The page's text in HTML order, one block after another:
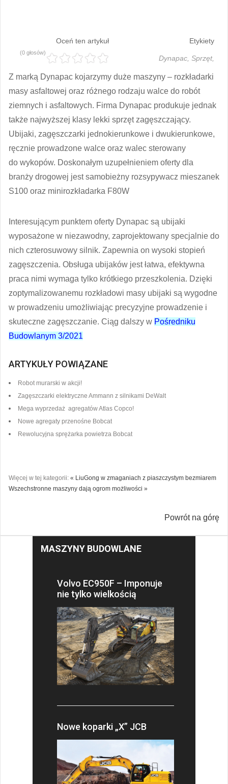
Oceń ten artykuł
(0 głosów)
Etykiety
Dynapac, Sprzęt,
Z marką Dynapac kojarzymy duże maszyny – rozkładarki
masy asfaltowej oraz różnego rodzaju walce do robót
ziemnych i asfaltowych. Firma Dynapac produkuje jednak
także najwyższej klasy lekki sprzęt zagęszczający.
Ubijaki, zagęszczarki jednokierunkowe i dwukierunkowe,
ręcznie prowadzone walce oraz walec sterowany
do wykopów. Doskonałym uzupełnieniem oferty dla
branży drogowej jest samobieżny rozsypywacz mieszanek
S100 oraz minirozkładarka F80W
Interesującym punktem oferty Dynapac są ubijaki
wyposażone w niezawodny, zaprojektowany specjalnie do
nich czterosuwowy silnik. Zapewnia on wysoki stopień
zagęszczenia. Obsługa ubijaków jest łatwa, efektywna
praca nimi wymaga tylko krótkiego przeszkolenia. Dzięki
zoptymalizowanemu rozkładowi masy ubijaki są wygodne
w prowadzeniu umożliwiając precyzyjne prowadzenie i
skuteczne zagęszczanie. Ciąg dalszy w Pośredniku
Budowlanym 3/2021
ARTYKUŁY POWIĄZANE
Robot murarski w akcji!
Zagęszczarki elektryczne Ammann z silnikami DeWalt
Mega wyprzedaż agregatów Atlas Copco!
Nowe agregaty przenośne Bobcat
Rewolucyjna sprężarka powietrza Bobcat
Więcej w tej kategorii: « LiuGong w zmaganiach z piaszczystym bezmiarem
Wszechstronne maszyny dają ogrom możliwości »
Powrót na górę
MASZYNY BUDOWLANE
Volvo EC950F – Imponuje
nie tylko wielkością
Nowe koparki „X” JCB